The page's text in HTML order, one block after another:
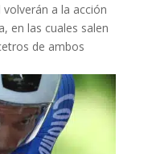
a la acción
en las cuales salen
de ambos